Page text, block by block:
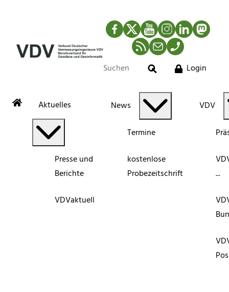
Facebook
TwitterYouTubeInstagram
LinkedIn
RSS-Newsfeed
MailTelefon
Suche
Login
Aktuelles
Presse und
Berichte
VDVaktuell
News
Termine
kostenlose
Probezeitschrift
VDV
...